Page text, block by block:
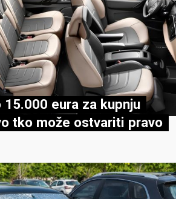
15.000 eura za kupnju
tko može ostvariti pravo